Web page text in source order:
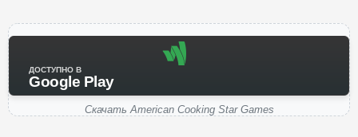
ДОСТУПНО В
Google Play
Скачать American Cooking Star Games